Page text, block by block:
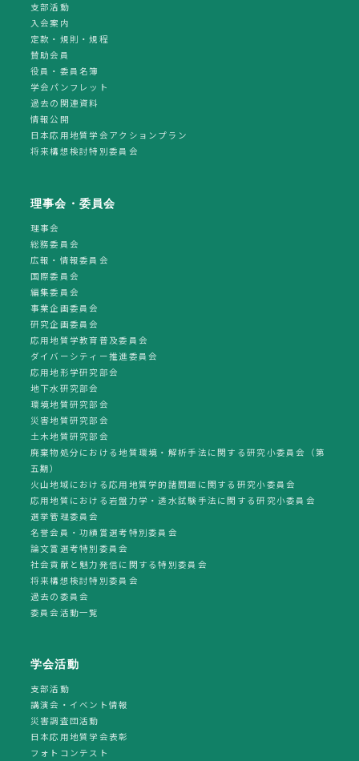
支部活動
入会案内
定款・規則・規程
賛助会員
役員・委員名簿
学会パンフレット
過去の関連資料
情報公開
日本応用地質学会アクションプラン
将来構想検討特別委員会
理事会・委員会
理事会
総務委員会
広報・情報委員会
国際委員会
編集委員会
事業企画委員会
研究企画委員会
応用地質学教育普及委員会
ダイバーシティー推進委員会
応用地形学研究部会
地下水研究部会
環境地質研究部会
災害地質研究部会
土木地質研究部会
廃棄物処分における地質環境・解析手法に関する研究小委員会（第
五期）
火山地域における応用地質学的諸問題に関する研究小委員会
応用地質における岩盤力学・透水試験手法に関する研究小委員会
選挙管理委員会
名誉会員・功績賞選考特別委員会
論文賞選考特別委員会
社会貢献と魅力発信に関する特別委員会
将来構想検討特別委員会
過去の委員会
委員会活動一覧
学会活動
支部活動
講演会・イベント情報
災害調査団活動
日本応用地質学会表彰
フォトコンテスト